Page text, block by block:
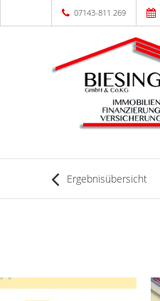
07143-811 269
Ergebnisübersicht